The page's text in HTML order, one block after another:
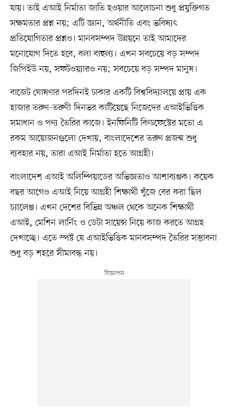
যায়। তাই এআই নির্মাতা জাতি হওয়ার আলোচনা শুধু প্রযুক্তিগত
সক্ষমতার প্রশ্ন নয়; এটি জ্ঞান, অর্থনীতি এবং ভবিষ্যৎ
প্রতিযোগিতার প্রশ্নও। মানবসম্পদ উন্নয়নে তাই আমাদের
মনোযোগ দিতে হবে, বলা বাহুল্য। এখন সবচেয়ে বড় সম্পদ
জিপিইউ নয়, সফটওয়্যারও নয়; সবচেয়ে বড় সম্পদ মানুষ।
বাজেট ঘোষণার পরদিনই ঢাকার একটি বিশ্ববিদ্যালয়ে প্রায় এক
হাজার তরুণ-তরুণী দিনভর কাটিয়েছে নিজেদের এআইভিত্তিক
সমাধান ও পণ্য তৈরির কাজে। ইনফিনিটি বিল্ডফেস্টের মতো এ
রকম আয়োজনগুলো দেখায়, বাংলাদেশের তরুণ প্রজন্ম শুধু
ব্যবহার নয়, তারা এআই নির্মাতা হতে আগ্রহী।
বাংলাদেশ এআই অলিম্পিয়াডের অভিজ্ঞতাও আশাব্যঞ্জক। কয়েক
বছর আগেও এআই নিয়ে আগ্রহী শিক্ষার্থী খুঁজে বের করা ছিল
চ্যালেঞ্জ। এখন দেশের বিভিন্ন অঞ্চল থেকে অনেক শিক্ষার্থী
এআই, মেশিন লার্নিং ও ডেটা সায়েন্স নিয়ে কাজ করতে আগ্রহ
দেখাচ্ছে। এতে স্পষ্ট যে এআইভিত্তিক মানবসম্পদ তৈরির সম্ভাবনা
শুধু বড় শহরে সীমাবদ্ধ নয়।